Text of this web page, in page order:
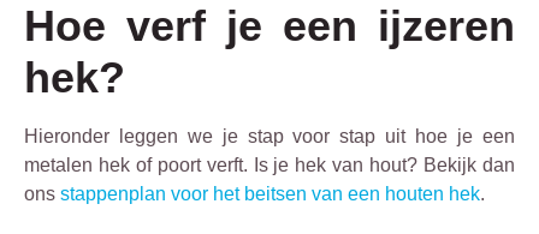
Hoe verf je een ijzeren
hek?
Hieronder leggen we je stap voor stap uit hoe je een
metalen hek of poort verft. Is je hek van hout? Bekijk dan
ons stappenplan voor het beitsen van een houten hek.